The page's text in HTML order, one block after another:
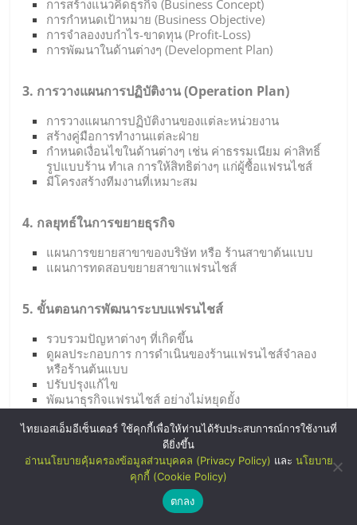
การสร้างแนวคิดธุรกิจ (Business Concept)
การกำหนดเป้าหมาย (Business Objective)
การจำลองงบกำไร-ขาดทุน (Profit-Loss)
การพัฒนาในด้านต่างๆ (Development Plan)
3. การวางแผนการปฏิบัติงาน (Operation Plan)
การวางแผนการปฏิบัติงานของแต่ละหน่วยงาน
สร้างคู่มือการทำงานแต่ละฝ่าย
กำหนดเงื่อนไขในด้านต่างๆ เช่น ค่าธรรมเนียม ค่าสิทธิ์
รูปแบบร้าน ทำเล การให้สิทธิต่างๆ แก่ผู้ซื้อแฟรนไชส์
มีโครงสร้างทีมงานที่เหมาะสม
4. กลยุทธ์ในการขยายธุรกิจ
แผนการขยายสาขาของบริษัท หรือ ร้านสาขาต้นแบบ
แผนการทดสอบขยายสาขาแฟรนไชส์
5. ขั้นตอนการพัฒนาระบบแฟรนไชส์
รวบรวมปัญหาต่างๆ ที่เกิดขึ้น
ดูผลประกอบการ การดำเนินของร้านแฟรนไชส์จำลอง
หรือร้านต้นแบบ
ปรับปรุงแก้ไข
พัฒนาธุรกิจแฟรนไชส์ อย่างไม่หยุดยั้ง
สัปดาห์ละ 1 คาบเวลา (ประมาณ 3-4 ชม.)
ติดต่อปรึกษางานได้ตลอดเวลา
ไทยเอสเอ็มอีเซ็นเตอร์ ใช้คุกกี้เพื่อให้ท่านได้รับประสบการณ์การใช้งานที่
ดียิ่งขึ้น
อ่านนโยบายคุ้มครองข้อมูลส่วนบุคคล (Privacy Policy) และ นโยบาย
คุกกี้ (Cookie Policy)
ตกลง